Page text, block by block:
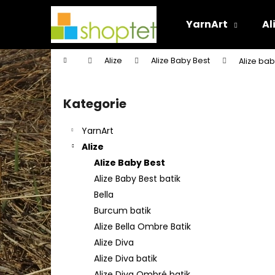
YarnArt
Domů Alize Alize Baby Best Alize
P
o
s
t
r
a
n
n
í
p
a
n
Přeskočit
kategorie
Kategorie
YarnArt
Alize
Alize Baby Best
Alize Baby Best batik
Bella
Burcum batik
Alize Bella Ombre Batik
Alize Diva
Alize Diva batik
í
k
Zpět
do
obchodu
Zpět
do
obchodu